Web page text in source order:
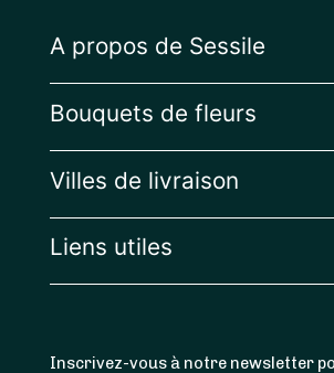
A propos de Sessile
Bouquets de fleurs
Villes de livraison
Liens utiles
Inscrivez-vous à notre newsletter